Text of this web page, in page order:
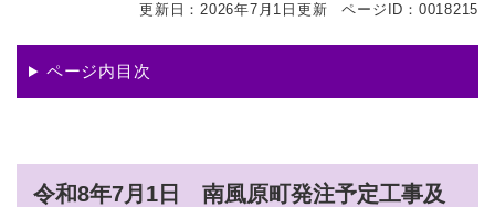
更新日：2026年7月1日更新 ページID：0018215
ページ内目次
令和8年7月1日 南風原町発注予定工事及